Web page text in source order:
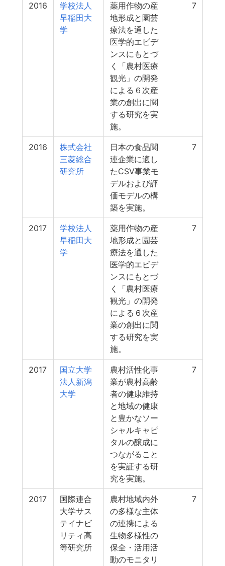
2016
学校法人
早稲田大
学
薬用作物の産
地形成と園芸
療法を通した
医学的エビデ
ンスにもとづ
く「農村医療
観光」の開発
による６次産
業の創出に関
する研究を実
施。
7
2016
株式会社
三菱総合
研究所
日本の食品関
連企業に適し
たCSV事業モ
デルおよび評
価モデルの構
築を実施。
7
2017
学校法人
早稲田大
学
薬用作物の産
地形成と園芸
療法を通した
医学的エビデ
ンスにもとづ
く「農村医療
観光」の開発
による６次産
業の創出に関
する研究を実
施。
7
2017
国立大学
法人新潟
大学
農村活性化事
業が農村高齢
者の健康維持
と地域の健康
と豊かなソー
シャルキャピ
タルの醸成に
つながること
を実証する研
究を実施。
7
2017
国際連合
大学サス
テイナビ
リティ高
等研究所
農村地域内外
の多様な主体
の連携による
生物多様性の
保全・活用活
動のモニタリ
7